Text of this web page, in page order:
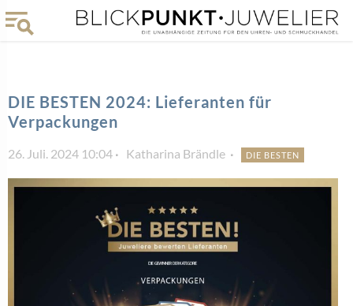
DIE BESTEN 2024: Lieferanten für
Verpackungen
26. Juli. 2024 10:04 Katharina Brändle DIE BESTEN